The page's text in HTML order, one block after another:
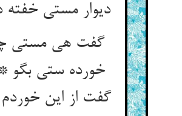
دیوار مستی خفته
گفت هی مستی
خورده ستی بگو
گفت از این